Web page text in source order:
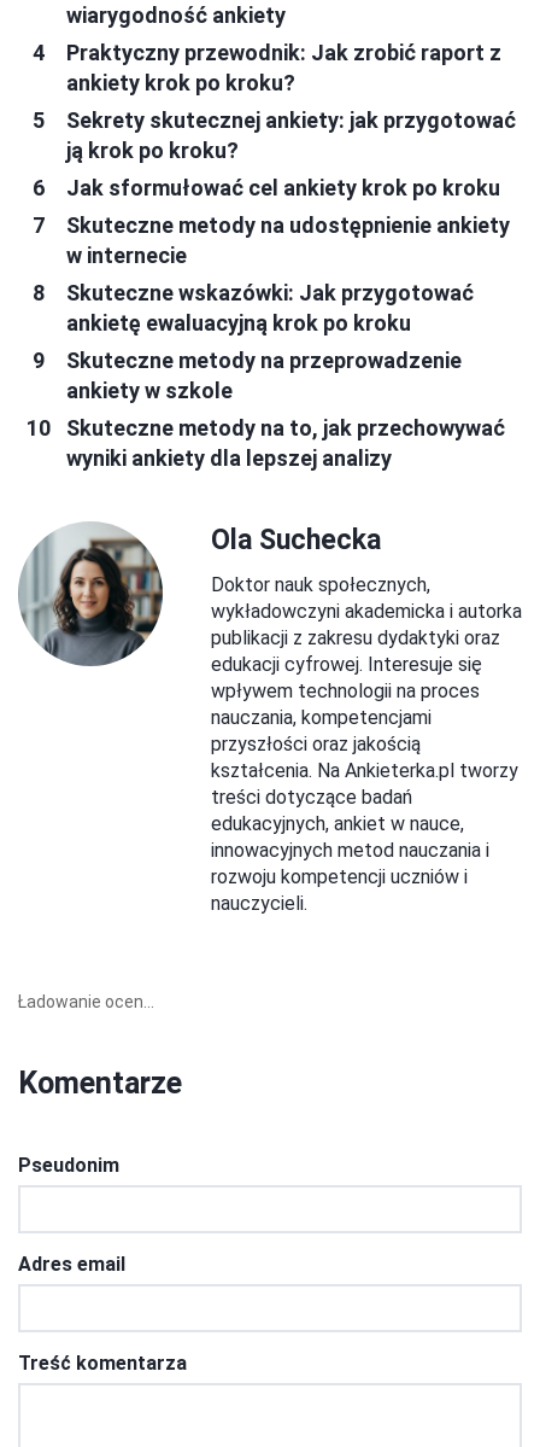
wiarygodność ankiety
Praktyczny przewodnik: Jak zrobić raport z
ankiety krok po kroku?
Sekrety skutecznej ankiety: jak przygotować
ją krok po kroku?
Jak sformułować cel ankiety krok po kroku
Skuteczne metody na udostępnienie ankiety
w internecie
Skuteczne wskazówki: Jak przygotować
ankietę ewaluacyjną krok po kroku
Skuteczne metody na przeprowadzenie
ankiety w szkole
Skuteczne metody na to, jak przechowywać
wyniki ankiety dla lepszej analizy
Ola Suchecka
Doktor nauk społecznych,
wykładowczyni akademicka i autorka
publikacji z zakresu dydaktyki oraz
edukacji cyfrowej. Interesuje się
wpływem technologii na proces
nauczania, kompetencjami
przyszłości oraz jakością
kształcenia. Na Ankieterka.pl tworzy
treści dotyczące badań
edukacyjnych, ankiet w nauce,
innowacyjnych metod nauczania i
rozwoju kompetencji uczniów i
nauczycieli.
Ładowanie ocen...
Komentarze
Pseudonim
Adres email
Treść komentarza